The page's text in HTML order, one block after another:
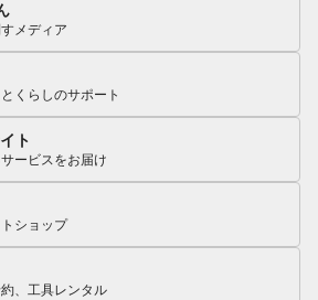
メディア
くらしのサポート
ト
ービスをお届け
ショップ
、工具レンタル